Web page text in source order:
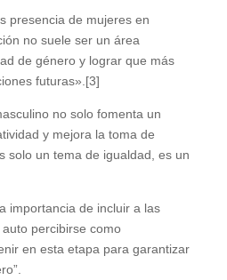
presencia de mujeres en
no suele ser un área
de género y lograr que más
futuras».[3]
no solo fomenta un
y mejora la toma de
solo un tema de igualdad, es un
importancia de incluir a las
percibirse como
en esta etapa para garantizar